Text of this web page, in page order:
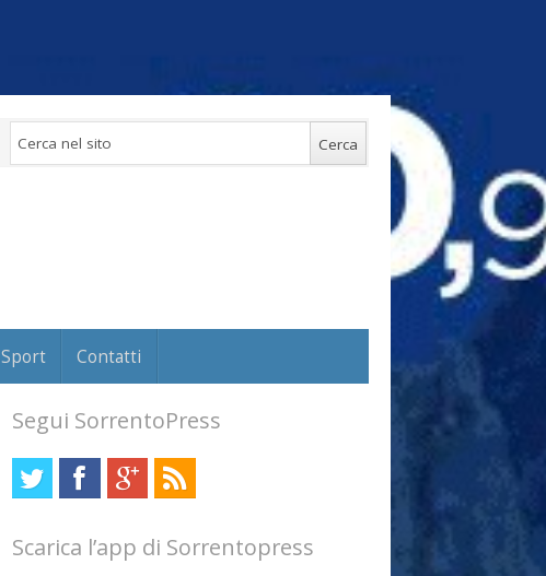
Sport Contatti
Segui SorrentoPress
Scarica l’app di Sorrentopress